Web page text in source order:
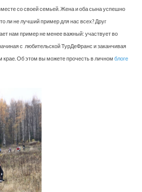
со своей семьей. Жена и оба сына успешно
ли не лучший пример для нас всех? Друг
нам пример не менее важный: участвует во
с любительской ТурДеФранс и заканчивая
Об этом вы можете прочесть в личном блоге